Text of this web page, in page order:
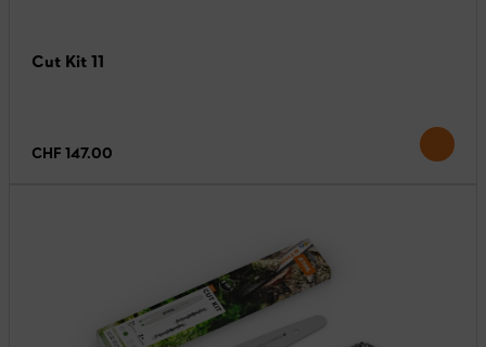
Cut Kit 11
CHF 147.00